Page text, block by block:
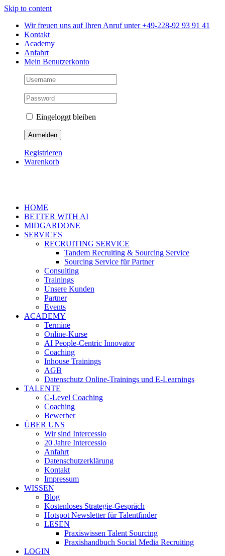
Skip to content
Wir freuen uns auf Ihren Anruf unter +49-228-92 93 91 41
Kontakt
Academy
Anfahrt
Mein Benutzerkonto
Eingeloggt bleiben
Registrieren
Warenkorb
HOME
BETTER WITH AI
MIDGARDONE
SERVICES
RECRUITING SERVICE
Tandem Recruiting & Sourcing Service
Sourcing Service für Partner
Consulting
Trainings
Unsere Kunden
Partner
Events
ACADEMY
Termine
Online-Kurse
AI People-Centric Innovator
Coaching
Inhouse Trainings
AGB
Datenschutz Online-Trainings und E-Learnings
TALENTE
C-Level Coaching
Coaching
Bewerber
ÜBER UNS
Wir sind Intercessio
20 Jahre Intercessio
Anfahrt
Datenschutzerklärung
Kontakt
Impressum
WISSEN
Blog
Kostenloses Strategie-Gespräch
Hotspot Newsletter für Talentfinder
LESEN
Praxiswissen Talent Sourcing
Praxishandbuch Social Media Recruiting
LOGIN